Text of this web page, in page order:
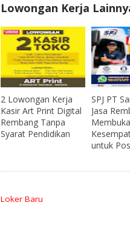
Lowongan Kerja
2 Lowongan Kerja
Kasir Art Print Digital
Rembang Tanpa
Syarat Pendidikan
SPJ PT
Jasa
Membuka
untuk
Loker Baru